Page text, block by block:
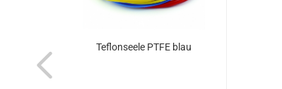
Teflonseele PTFE blau